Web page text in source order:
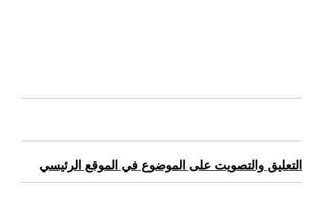
التعليق والتصويت على الموضوع في الموقع الرئيسي